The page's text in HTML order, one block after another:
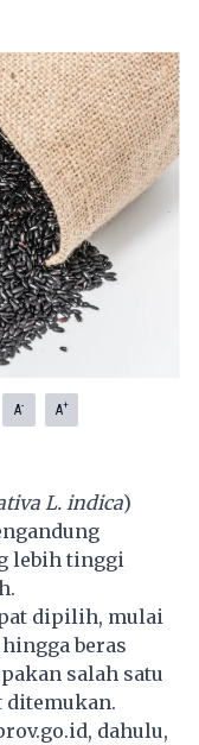
A- A+
L. indica)
lebih tinggi
dipilih, mulai
beras
salah satu
ditemukan.
dahulu,